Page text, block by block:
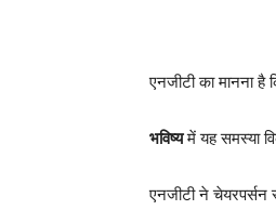
एनजीटी का मानना है
भविष्यमें यह समस्या
एनजीटी ने चेयरपर्सन